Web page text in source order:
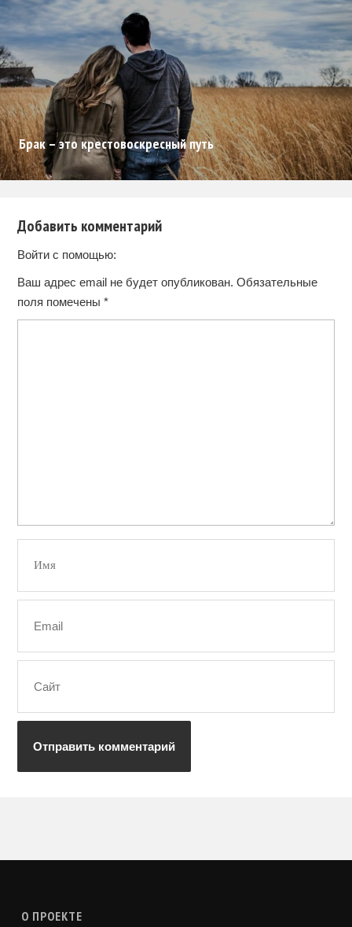
Брак – это крестовоскресный путь
Добавить комментарий
Войти с помощью:
Ваш адрес email не будет опубликован. Обязательные
поля помечены *
О ПРОЕКТЕ